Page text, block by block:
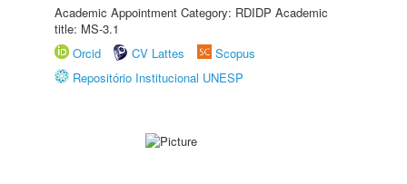
Academic Appointment Category: RDIDP Academic
title: MS-3.1
Orcid
CV Lattes
Scopus
Repositório Institucional UNESP